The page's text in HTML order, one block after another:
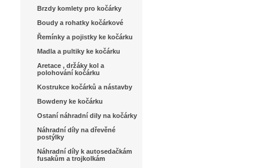
Brzdy komlety pro kočárky
Boudy a rohatky kočárkové
Řemínky a pojistky ke kočárku
Madla a pultiky ke kočárku
Aretace , držáky kol a
polohování kočárku
Kostrukce kočárků a nástavby
Bowdeny ke kočárku
Ostaní náhradní dily na kočárky
Náhradní díly na dřevěné
postýlky
Náhradní díly k autosedačkám
fusakům a trojkolkám